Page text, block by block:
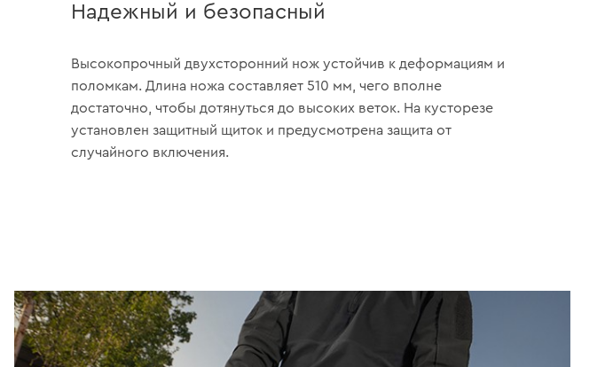
Надежный и безопасный
Высокопрочный двухсторонний нож устойчив к деформациям и
поломкам. Длина ножа составляет 510 мм, чего вполне
достаточно, чтобы дотянуться до высоких веток. На кусторезе
установлен защитный щиток и предусмотрена защита от
случайного включения.